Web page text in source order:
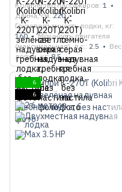
Количество пассажиров 1
Длина, см 220
Грузоподъемность лодки, кг
160
Мощность двигателя
(максимальная), л.с. 2.5
Вес
лодки, кг 8.5
6
6